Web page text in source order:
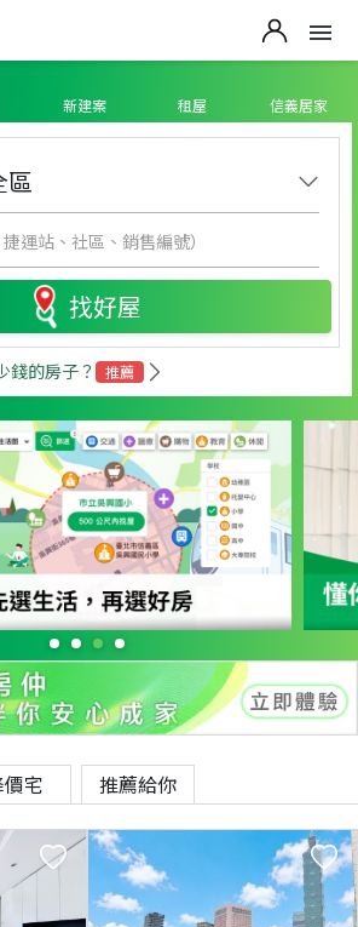
新建案 租屋 信義居家
區
找好屋
錢的房子？ 推薦
價宅 推薦給你